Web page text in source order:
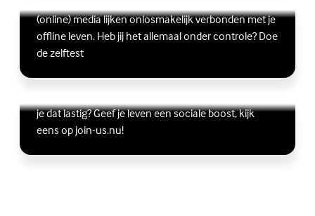
(online) media lijken onlosmakelijk verbonden met je
offline leven. Heb jij het allemaal onder controle? Doe
de zelftest
Lees meer over Ben jij digitaal in balans?
(Externe link)
Vriendschap
je dat lastig? Geef je leven een sociale boost, kijk
eens op join-us.nu!
Lees meer over Vriendschap
(Externe link)